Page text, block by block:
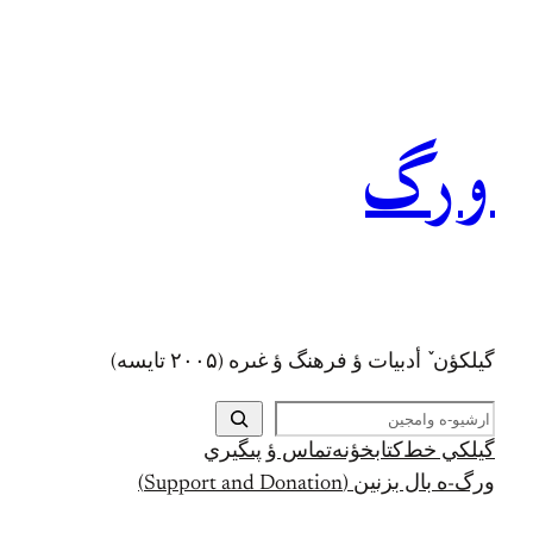
ورگ
گيلکؤن ٚ أدبیات ؤ فرهنگ ؤ غىره (۲۰۰۵ تايسه)
ج
س
ت
ج
گيلکي خط کتابخؤنهتماس ؤ پىگيري
ورگ-ه بال بزنين (Support and Donation)